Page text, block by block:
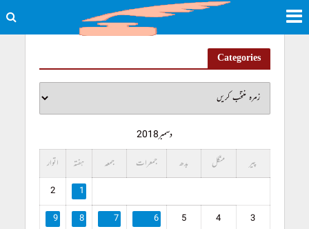
Categories
دسمبر 2018
پیر
منگل بدھ جمعرات جمعہ ہفتہ اتوار
1
2
3
4
5
6
7
8
9